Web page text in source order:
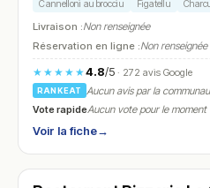
Cannelloni au brocciu Figatellu
Livraison :Non renseignée
Réservation en ligne :Non renseignée
★★★★★4.8/5· 272 avis Google
RANKEAT
Aucun avis par la
Vote rapideAucun vote pour le moment
Voir la fiche→